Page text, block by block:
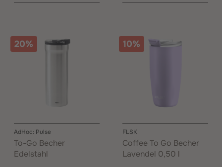
20%
AdHoc: Pulse
To-Go Becher
Edelstahl
10%
FLSK
Coffee To Go Becher
Lavendel 0,50 l